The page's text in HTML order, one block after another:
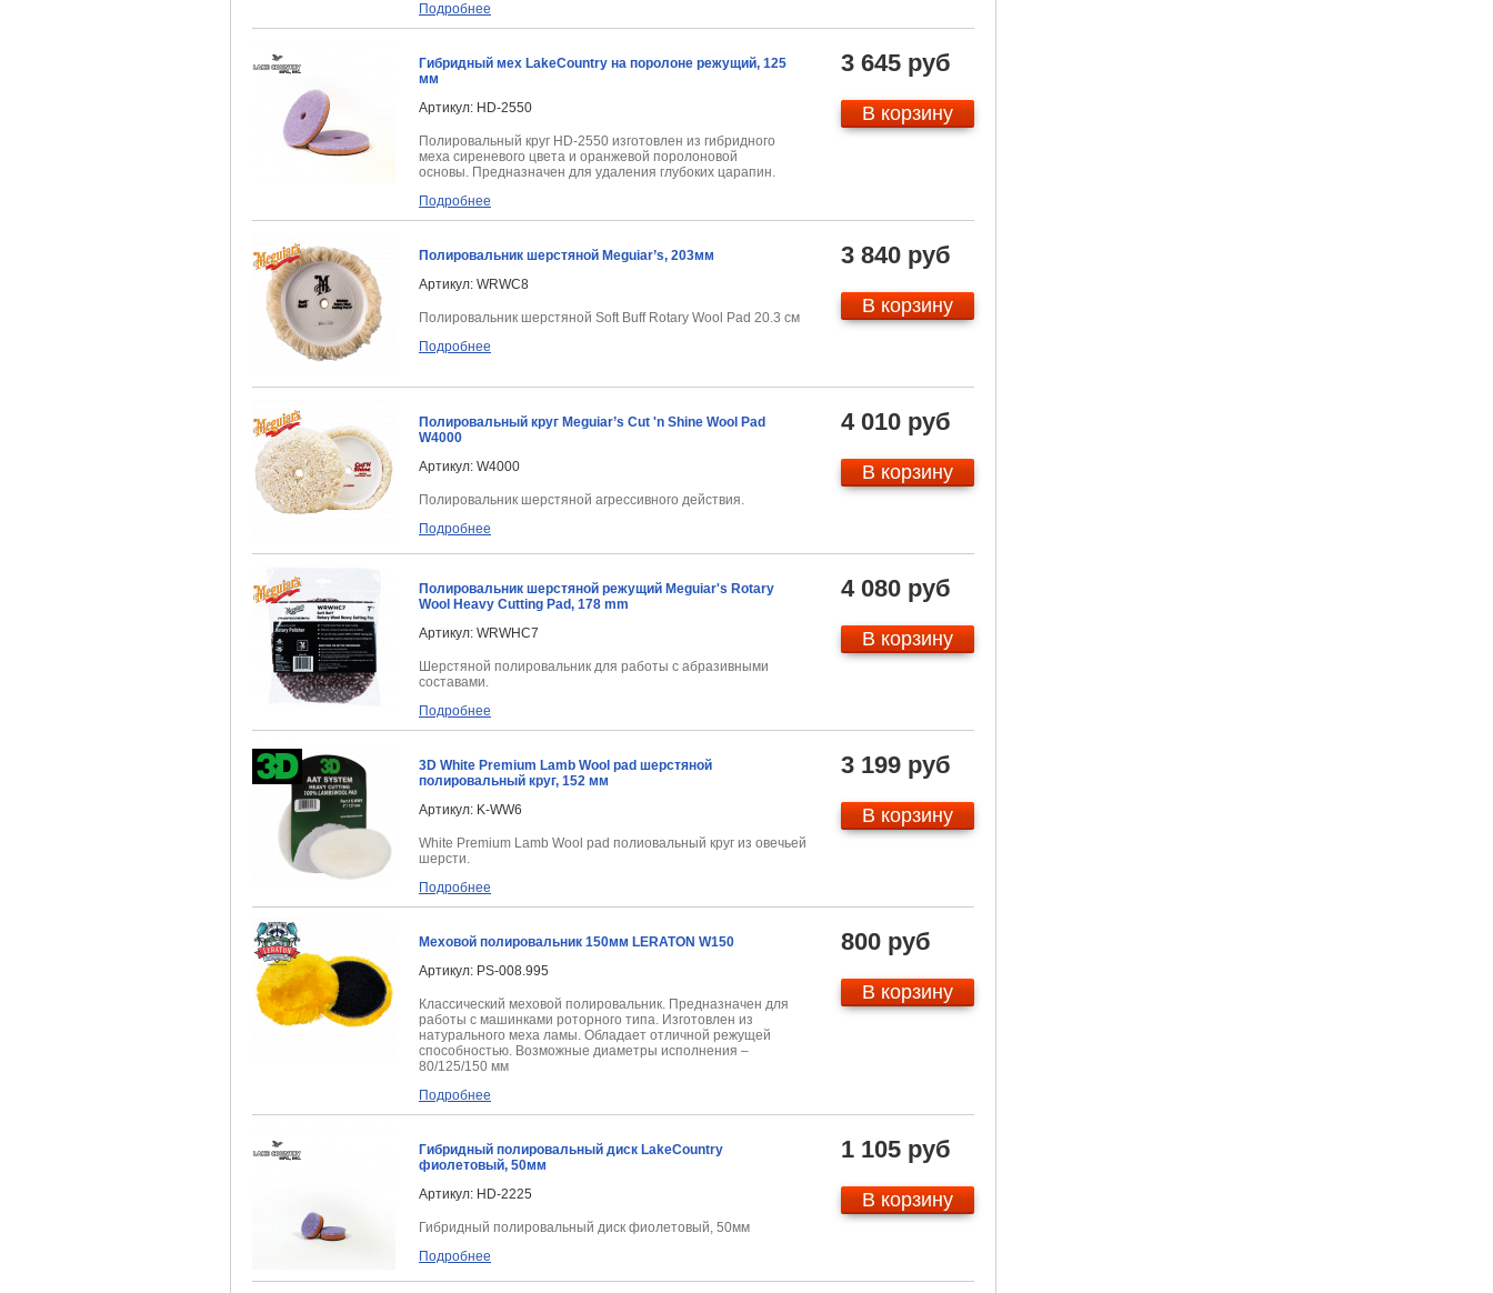
Подробнее
Гибридный мех LakeCountry на поролоне режущий, 125
мм
Артикул: HD-2550
Полировальный круг HD-2550 изготовлен из гибридного
меха сиреневого цвета и оранжевой поролоновой
основы. Предназначен для удаления глубоких царапин.
Подробнее
3 645 руб
В корзину
Полировальник шерстяной Meguiar’s, 203мм
Артикул: WRWC8
Полировальник шерстяной Soft Buff Rotary Wool Pad 20.3 см
Подробнее
3 840 руб
В корзину
Полировальный круг Meguiar’s Cut 'n Shine Wool Pad
W4000
Артикул: W4000
Полировальник шерстяной агрессивного действия.
Подробнее
4 010 руб
В корзину
Полировальник шерстяной режущий Meguiar's Rotary
Wool Heavy Cutting Pad, 178 mm
Артикул: WRWHC7
Шерстяной полировальник для работы с абразивными
составами.
Подробнее
4 080 руб
В корзину
3D White Premium Lamb Wool pad шерстяной
полировальный круг, 152 мм
Артикул: K­-WW6
White Premium Lamb Wool pad полиовальный круг из овечьей
шерсти.
Подробнее
3 199 руб
В корзину
Меховой полировальник 150мм LERATON W150
Артикул: PS-008.995
Классический меховой полировальник. Предназначен для
работы с машинками роторного типа. Изготовлен из
натурального меха ламы. Обладает отличной режущей
способностью. Возможные диаметры исполнения –
80/125/150 мм
Подробнее
800 руб
В корзину
Гибридный полировальный диск LakeCountry
фиолетовый, 50мм
Артикул: HD-2225
Гибридный полировальный диск фиолетовый, 50мм
Подробнее
1 105 руб
В корзину